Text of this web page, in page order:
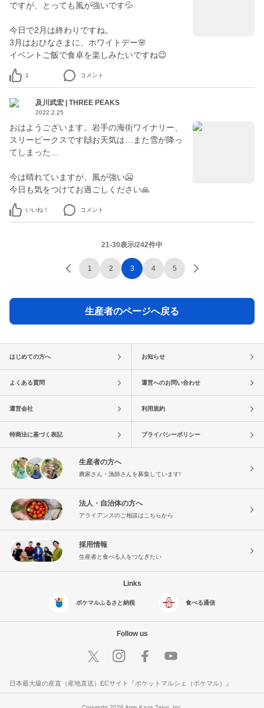
ですが、とっても風が強いです💦
今日で2月は終わりですね。
3月はおひなさまに、ホワイトデー🌸
イベントご飯で食卓を楽しみたいですね😉
1 コメント
及川武宏 | THREE PEAKS
2022.2.25
おはようございます。岩手の海街ワイナリー、
スリーピークスです🙌お天気は…また雪が降っ
てしまった…
今は晴れていますが、風が強い🥶
今日も気をつけてお過ごしください🙏
いいね！ コメント
21-30表示/242件中
1 2 3 4 5
生産者のページへ戻る
はじめての方へ お知らせ
よくある質問 運営へのお問い合わせ
運営会社 利用規約
特商法に基づく表記 プライバシーポリシー
生産者の方へ
農家さん・漁師さんを募集しています!
法人・自治体の方へ
アライアンスのご相談はこちらから
採用情報
生産者と食べる人をつなぎたい
Links
ポケマルふるさと納税 食べる通信
Follow us
日本最大級の産直（産地直送）ECサイト『ポケットマルシェ（ポケマル）』